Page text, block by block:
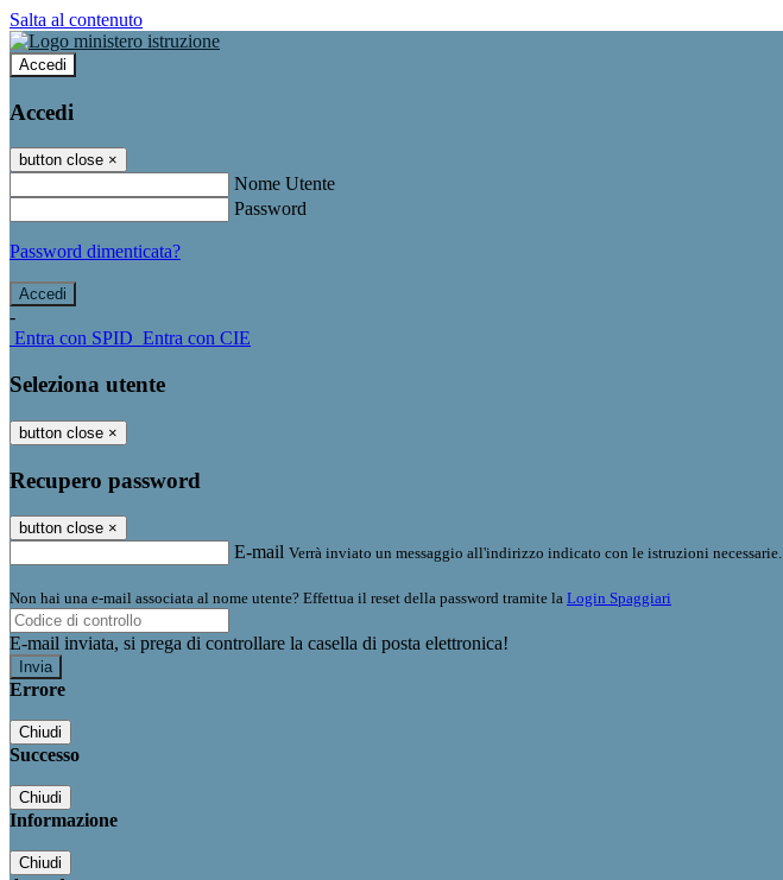
Salta al contenuto
Accedi
Accedi
button close ×
Nome Utente
Password
Password dimenticata?
-
Entra con SPID Entra con CIE
Seleziona utente
button close ×
Recupero password
button close ×
E-mail Verrà inviato un messaggio all'indirizzo indicato con le istruzioni necessarie.
Non hai una e-mail associata al nome utente? Effettua il reset della password tramite la Login Spaggiari
E-mail inviata, si prega di controllare la casella di posta elettronica!
Errore
Chiudi
Successo
Chiudi
Informazione
Chiudi